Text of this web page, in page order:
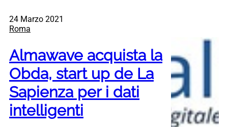
24 Marzo 2021
Roma
Almawave acquista la
Obda, start up de La
Sapienza per i dati
intelligenti